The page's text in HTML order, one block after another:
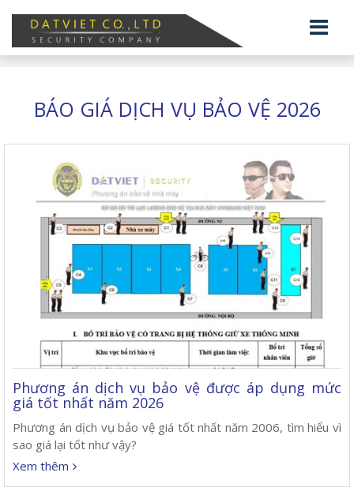
BÁO GIÁ DỊCH VỤ BẢO VỆ 2026
Phương án dịch vụ bảo vệ được áp dụng mức
giá tốt nhất năm 2026
Phương án dịch vụ bảo vệ giá tốt nhất năm 2006, tìm hiểu vì
sao giá lại tốt như vậy?
Xem thêm